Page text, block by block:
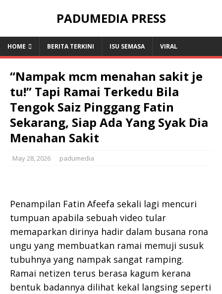
PADUMEDIA PRESS
HOME BERITA TERKINI ISU SEMASA VIRAL
“Nampak mcm menahan sakit je
tu!” Tapi Ramai Terkedu Bila
Tengok Saiz Pinggang Fatin
Sekarang, Siap Ada Yang Syak Dia
Menahan Sakit
May 28, 2026 padumedia
Penampilan Fatin Afeefa sekali lagi mencuri
tumpuan apabila sebuah video tular
memaparkan dirinya hadir dalam busana rona
ungu yang membuatkan ramai memuji susuk
tubuhnya yang nampak sangat ramping.
Ramai netizen terus berasa kagum kerana
bentuk badannya dilihat kekal langsing seperti